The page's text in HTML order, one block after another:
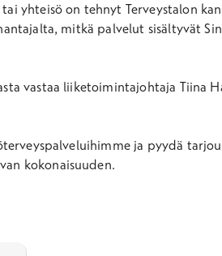
yhteisö on tehnyt Terveystalon
mitkä palvelut sisältyvät
vastaa liiketoimintajohtaja Tiina
ja pyydä
kokonaisuuden.